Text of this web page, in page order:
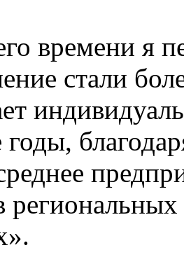
времени я
стали